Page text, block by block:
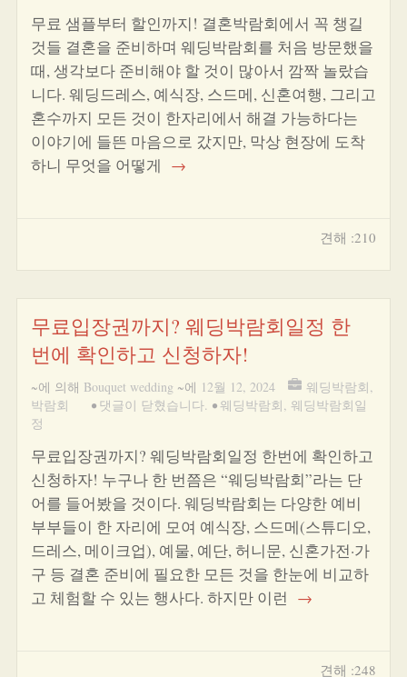
무료 샘플부터 할인까지! 결혼박람회에서 꼭 챙길
것들 결혼을 준비하며 웨딩박람회를 처음 방문했을
때, 생각보다 준비해야 할 것이 많아서 깜짝 놀랐습
니다. 웨딩드레스, 예식장, 스드메, 신혼여행, 그리고
혼수까지 모든 것이 한자리에서 해결 가능하다는
이야기에 들뜬 마음으로 갔지만, 막상 현장에 도착
하니 무엇을 어떻게 →
견해 :210
무료입장권까지? 웨딩박람회일정 한
번에 확인하고 신청하자!
~에 의해 Bouquet wedding ~에 12월 12, 2024 웨딩박람회,
박람회
• 댓글이 닫혔습니다. •웨딩박람회, 웨딩박람회일
정
무료입장권까지? 웨딩박람회일정 한번에 확인하고
신청하자! 누구나 한 번쯤은 “웨딩박람회”라는 단
어를 들어봤을 것이다. 웨딩박람회는 다양한 예비
부부들이 한 자리에 모여 예식장, 스드메(스튜디오,
드레스, 메이크업), 예물, 예단, 허니문, 신혼가전·가
구 등 결혼 준비에 필요한 모든 것을 한눈에 비교하
고 체험할 수 있는 행사다. 하지만 이런 →
견해 :248